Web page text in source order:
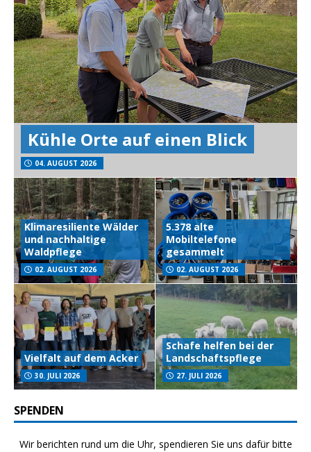
Kühle Orte auf einen Blick
04. AUGUST 2026
Klimaresiliente Wälder
und nachhaltige
Waldpflege
02. AUGUST 2026
5.378 alte
Mobiltelefone
gesammelt
02. AUGUST 2026
Vielfalt auf dem Acker
30. JULI 2026
Schafe helfen bei der
Landschaftspflege
27. JULI 2026
SPENDEN
Wir berichten rund um die Uhr, spendieren Sie uns dafür bitte